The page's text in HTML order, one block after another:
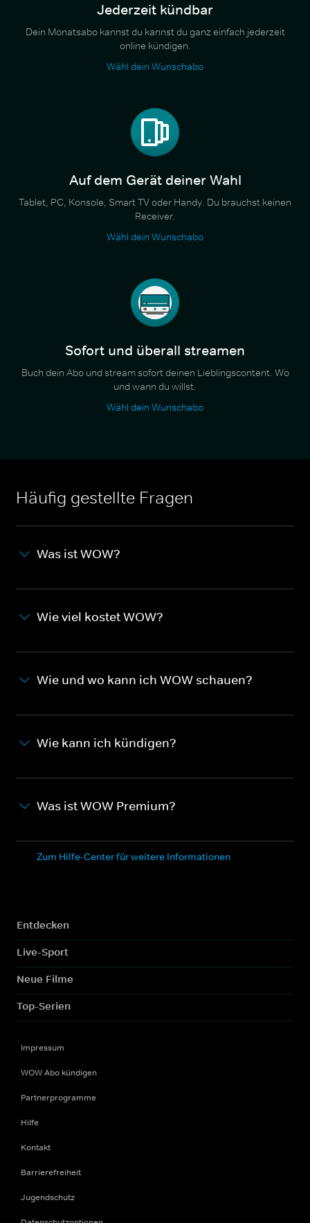
Jederzeit kündbar
Dein Monatsabo kannst du kannst du ganz einfach jederzeit
online kündigen.
Wähl dein Wunschabo
Auf dem Gerät deiner Wahl
Tablet, PC, Konsole, Smart TV oder Handy. Du brauchst keinen
Receiver.
Wähl dein Wunschabo
Sofort und überall streamen
Buch dein Abo und stream sofort deinen Lieblingscontent. Wo
und wann du willst.
Wähl dein Wunschabo
Häufig gestellte Fragen
Was ist WOW?
Wie viel kostet WOW?
Wie und wo kann ich WOW schauen?
Wie kann ich kündigen?
Was ist WOW Premium?
Zum Hilfe-Center für weitere Informationen
Entdecken
Live-Sport
Neue Filme
Top-Serien
Impressum
WOW Abo kündigen
Partnerprogramme
Hilfe
Kontakt
Barrierefreiheit
Jugendschutz